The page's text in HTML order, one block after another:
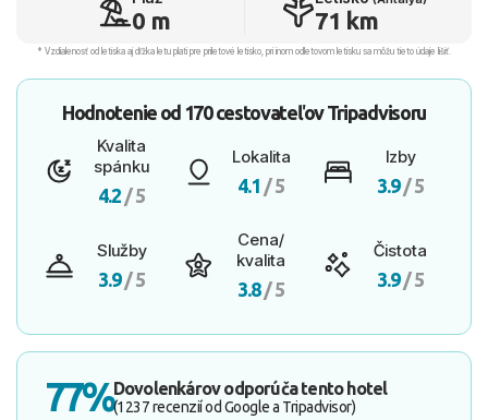
0 m 71 km
* Vzdialenosť od letiska aj dľžka letu platí pre príletové letisko, pri inom odletovom letisku sa môžu tieto údaje líšiť.
Hodnotenie od 170 cestovateľovTripadvisoru
Kvalita
spánku
4.2 / 5
Lokalita
4.1 / 5
Izby
3.9/ 5
Služby
3.9/ 5
Cena/
kvalita
3.8/ 5
Čistota
3.9/ 5
77%Dovolenkárov odporúča tento hotel
(1237 recenzií od Google a Tripadvisor)